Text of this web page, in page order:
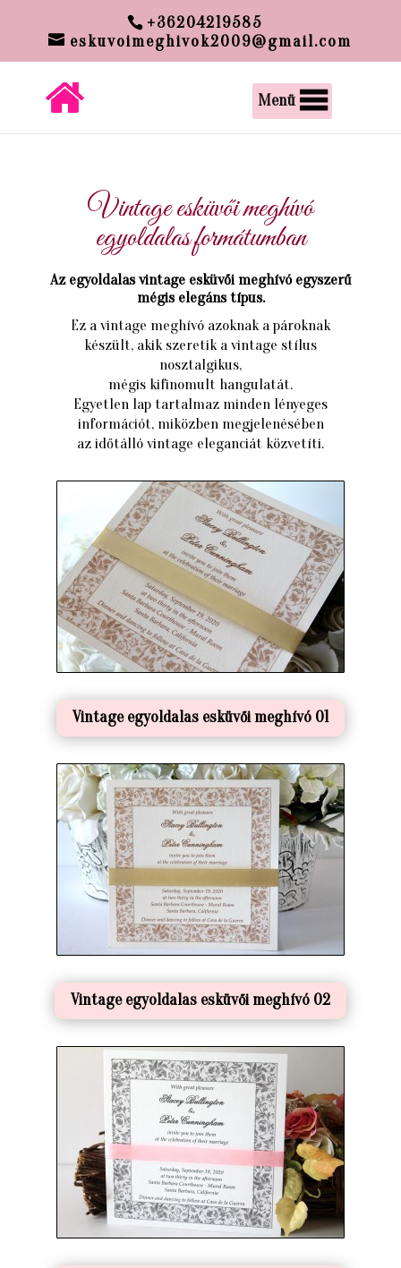
google-site-verification:
google00c6300f6013a60e.html
+36204219585
eskuvoimeghivok2009@gmail.com
Menü
Vintage esküvői meghívó
egyoldalas formátumban
Az egyoldalas vintage esküvői meghívó egyszerű
mégis elegáns típus.
Ez a vintage meghívó azoknak a pároknak
készült, akik szeretik a vintage stílus
nosztalgikus,
mégis kifinomult hangulatát.
Egyetlen lap tartalmaz minden lényeges
információt, miközben megjelenésében
az időtálló vintage eleganciát közvetíti.
Vintage egyoldalas esküvői meghívó 01
Vintage egyoldalas esküvői meghívó 02